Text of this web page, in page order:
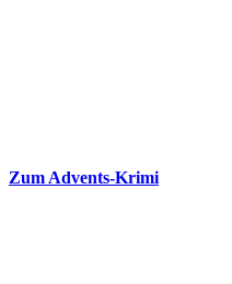
Zum Advents-Krimi